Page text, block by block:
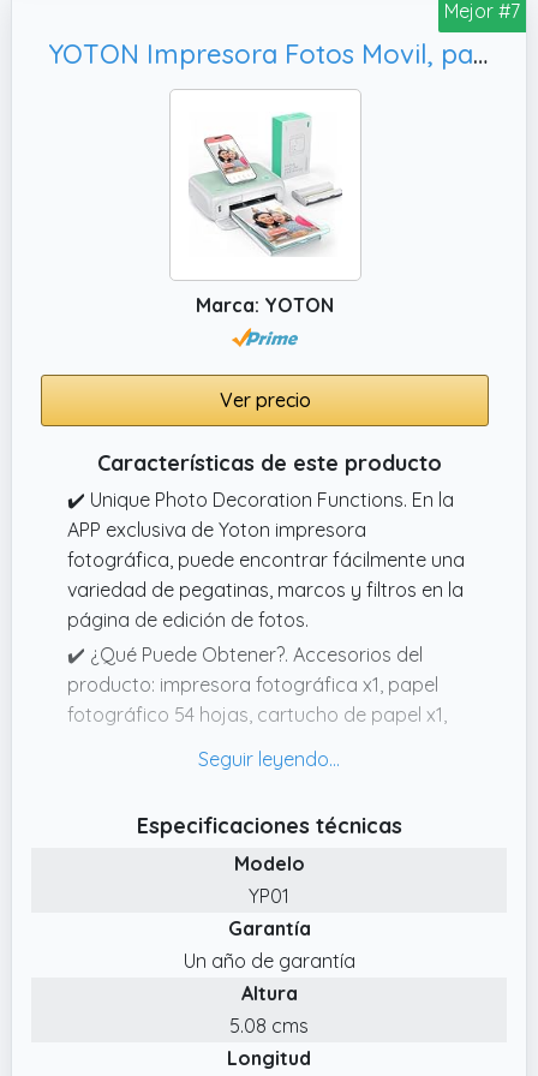
cuando viaja, llévelo con usted, grabe
fácilmente a cualquiera que quiera grabar
✔️ Tecnología de impresión térmica sin tinta. :
la impresora térmica Bluetooth adopta
tecnología de impresión térmica, no utiliza
tinta, que es más conveniente de usar, más
respetuosa con el medio ambiente,
interesante y práctica.
✔️ Best Gift Mini Photo Printer. : Admite una
variedad de aplicaciones funcionales, puede
imprimir fotos, calcomanías, horarios de
trabajo, etc.
Mejor #7
YOTON Impresora Fotos Movil, para iOS/Android/PC (Sistema Mac no Compatible)
Marca: YOTON
Ver precio
Características de este producto
✔️ Unique Photo Decoration Functions. En la
APP exclusiva de Yoton impresora
fotográfica, puede encontrar fácilmente una
variedad de pegatinas, marcos y filtros en la
página de edición de fotos.
✔️ ¿Qué Puede Obtener?. Accesorios del
producto: impresora fotográfica x1, papel
fotográfico 54 hojas, cartucho de papel x1,
micro USB x1, manual de usuario x1.Servicio
problema durante el uso, no dude en
ponerse en contacto con nosotros, 24 horas
para responder, 48 horas para resolver.
✔️ Tamaño Compacto / Apariencia Elegante.
La impresora fotográfica Yoton mide 7,1"x
5,2" x 2,4" y pesa 970g, por lo que puede
guardarse fácilmente en su mochila y estar
lista para servirle en cualquier momento y
Especificaciones técnicas
Modelo
YP01
Garantía
Un año de garantía
Altura
5.08 cms
Longitud